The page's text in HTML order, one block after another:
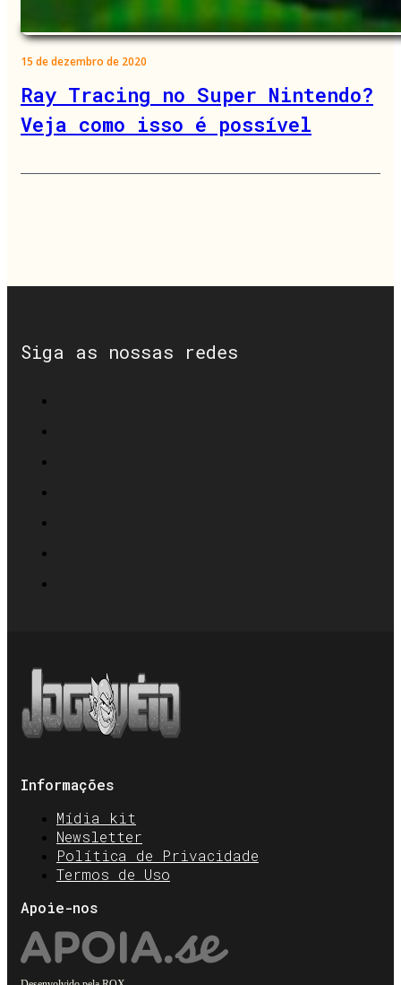
15 de dezembro de 2020
Ray Tracing no Super Nintendo?
Veja como isso é possível
Siga as nossas redes
Informações
Mídia kit
Newsletter
Política de Privacidade
Termos de Uso
Apoie-nos